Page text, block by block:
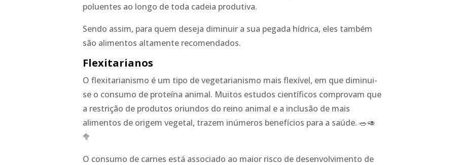
poluentes ao longo de toda cadeia produtiva.
Sendo assim, para quem deseja diminuir a sua pegada hídrica, eles também
são alimentos altamente recomendados.
Flexitarianos
O flexitarianismo é um tipo de vegetarianismo mais flexível, em que diminui-
se o consumo de proteína animal. Muitos estudos científicos comprovam que
a restrição de produtos oriundos do reino animal e a inclusão de mais
alimentos de origem vegetal, trazem inúmeros benefícios para a saúde. 🥗🥑
🥦
O consumo de carnes está associado ao maior risco de desenvolvimento de